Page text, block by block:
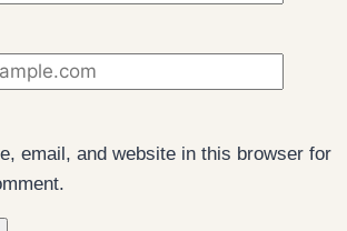
email, and website in this browser for